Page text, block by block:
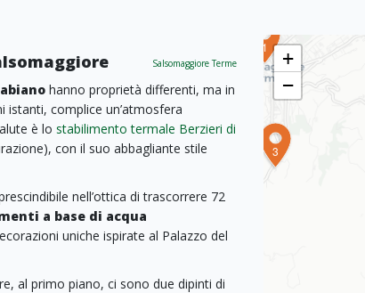
Salsomaggiore Terme
hanno proprietà differenti, ma in
istanti, complice un’atmosfera
è lo stabilimento termale Berzieri di
con il suo abbagliante stile
nell’ottica di trascorrere 72
a base di acqua
uniche ispirate al Palazzo del
al primo piano, ci sono due dipinti di
1
3
+
−